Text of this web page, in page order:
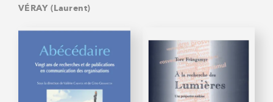
VÉRAY (Laurent)